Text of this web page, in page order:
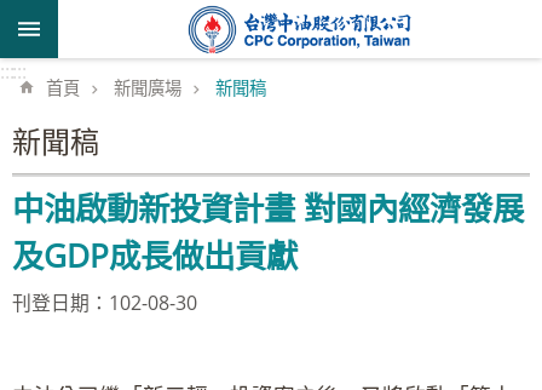
跳到主要內容區塊
::::::
首頁 新聞廣場 新聞稿
新聞稿
中油啟動新投資計畫 對國內經濟發展
及GDP成長做出貢獻
刊登日期：102-08-30